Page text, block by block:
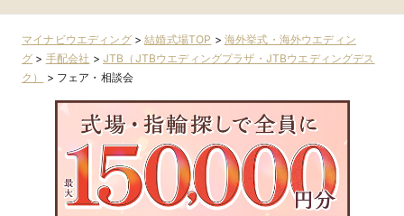
マイナビウエディング>結婚式場TOP > 海外挙式・海外ウエディン
グ > 手配会社 > JTB（JTBウエディングプラザ・JTBウエディングデス
ク）
> フェア・相談会